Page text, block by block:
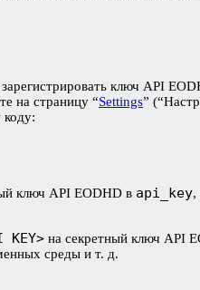
ключ API
на страницу “Settings”
коду:
ключ API EODHD в api_key,
KEY> на секретный ключ API
среды и т. д.